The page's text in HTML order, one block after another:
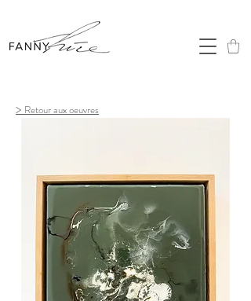
> Retour aux oeuvres